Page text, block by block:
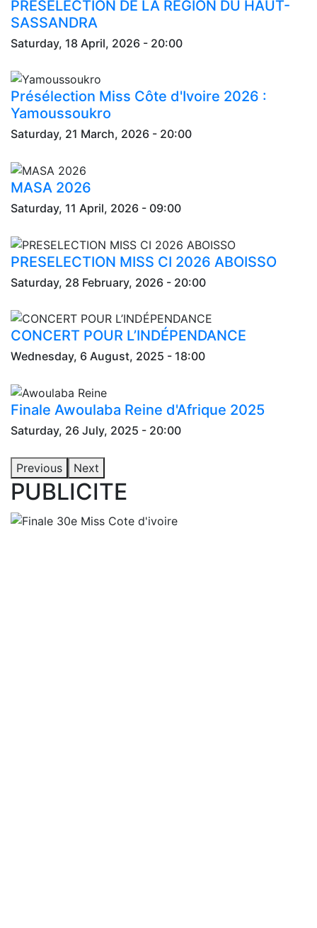
PRESELECTION DE LA REGION DU HAUT-
SASSANDRA
Saturday, 18 April, 2026 - 20:00
Présélection Miss Côte d'Ivoire 2026 :
Yamoussoukro
Saturday, 21 March, 2026 - 20:00
MASA 2026
Saturday, 11 April, 2026 - 09:00
PRESELECTION MISS CI 2026 ABOISSO
Saturday, 28 February, 2026 - 20:00
CONCERT POUR L’INDÉPENDANCE
Wednesday, 6 August, 2025 - 18:00
Finale Awoulaba Reine d'Afrique 2025
Saturday, 26 July, 2025 - 20:00
Previous Next
PUBLICITE